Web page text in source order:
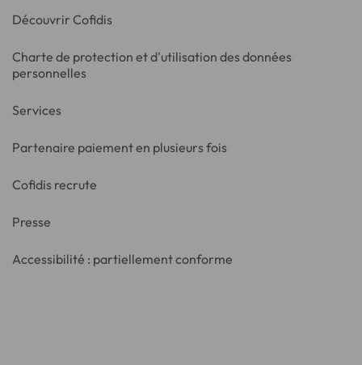
Découvrir Cofidis
Charte de protection et d'utilisation des données
personnelles
Services
Partenaire paiement en plusieurs fois
Cofidis recrute
Presse
Accessibilité : partiellement conforme